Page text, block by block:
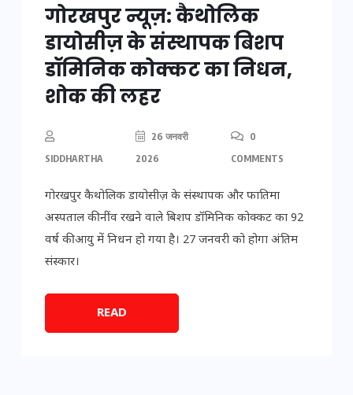
गोरखपुर न्यूज़: कैथोलिक
डायोसीज़ के संस्थापक बिशप
डॉमिनिक कोक्कट का निधन,
शोक की लहर
SIDDHARTHA
26 जनवरी
2026
0
COMMENTS
गोरखपुर कैथोलिक डायोसीज़ के संस्थापक और फातिमा
अस्पताल की नींव रखने वाले बिशप डॉमिनिक कोक्कट का 92
वर्ष की आयु में निधन हो गया है। 27 जनवरी को होगा अंतिम
संस्कार।
READ